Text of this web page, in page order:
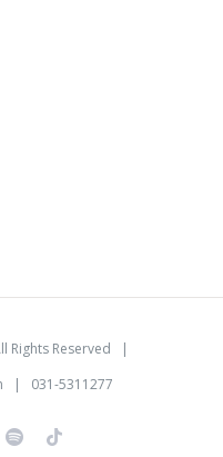
Rights Reserved |
| 031-5311277
Spotify